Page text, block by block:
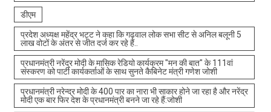
डीएम
प्रदेश अध्यक्ष महेंद्र भट्ट ने कहा कि गढ़वाल लोक सभा सीट से अनिल बलूनी 5
लाख वोटों के अंतर से जीत दर्ज कर रहे हैं..
प्रधानमंत्री नरेंद्र मोदी के मासिक रेडियो कार्यक्रम "मन की बात" के 111वां
संस्करण को पार्टी कार्यकर्ताओं के साथ सुनते कैबिनेट मंत्री गणेश जोशी
प्रधानमंत्री नरेन्द्र मोदी के 400 पार का नारा भी साकार होने जा रहा है और नरेंद्र
मोदी एक बार फिर देश के प्रधानमंत्री बनने जा रहे हैं:जोशी